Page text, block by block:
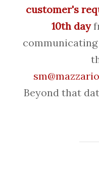
customer's
10th day
Beyond that